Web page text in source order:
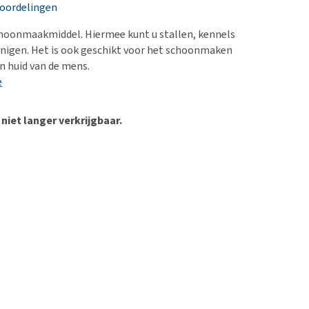
en conditie
pezen en botten
alles
Hiermee kunt u stallen, kennels
Het is ook geschikt voor het schoonmaken
huid van de mens.
langer verkrijgbaar.